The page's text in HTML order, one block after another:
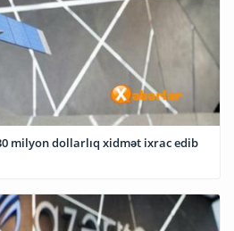
milyon dollarlıq xidmət ixrac edib